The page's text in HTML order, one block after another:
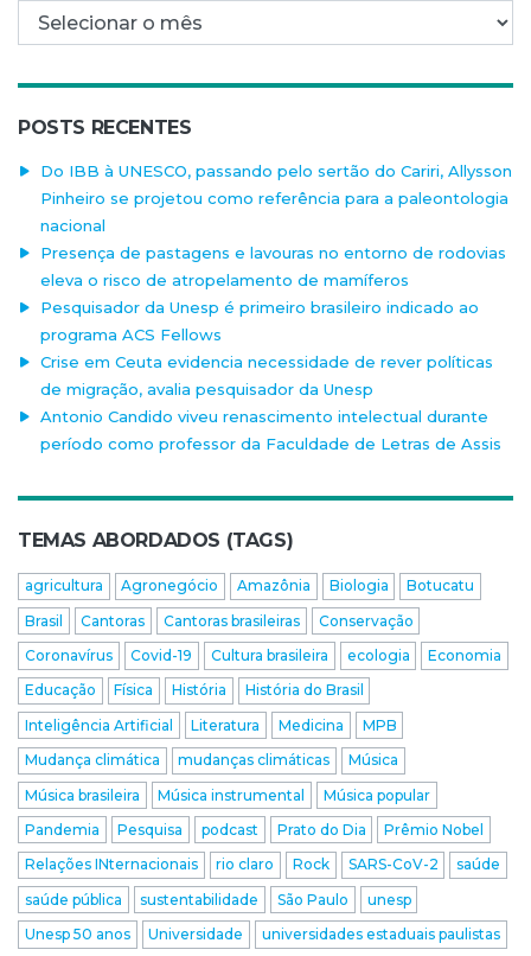
Arquivo mensal
POSTS RECENTES
Do IBB à UNESCO, passando pelo sertão do Cariri, Allysson
Pinheiro se projetou como referência para a paleontologia
nacional
Presença de pastagens e lavouras no entorno de rodovias
eleva o risco de atropelamento de mamíferos
Pesquisador da Unesp é primeiro brasileiro indicado ao
programa ACS Fellows
Crise em Ceuta evidencia necessidade de rever políticas
de migração, avalia pesquisador da Unesp
Antonio Candido viveu renascimento intelectual durante
período como professor da Faculdade de Letras de Assis
TEMAS ABORDADOS (TAGS)
agricultura Agronegócio Amazônia Biologia
Botucatu
Brasil
Cantoras Cantoras brasileiras
Conservação
Coronavírus
Covid-19 Cultura brasileira ecologia
Economia
Educação
Física História
História do Brasil
Inteligência Artificial
Literatura Medicina
MPB
Mudança climática
mudanças climáticas
Música
Música brasileira
Música instrumental
Música popular
Pandemia
Pesquisa podcast Prato do Dia
Prêmio Nobel
Relações INternacionais
rio claro Rock SARS-CoV-2
saúde
saúde pública
sustentabilidade São Paulo
unesp
Unesp 50 anos
Universidade universidades estaduais paulistas